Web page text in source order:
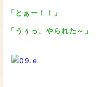
「とぁー！！」
「うぅっ、やられた～」